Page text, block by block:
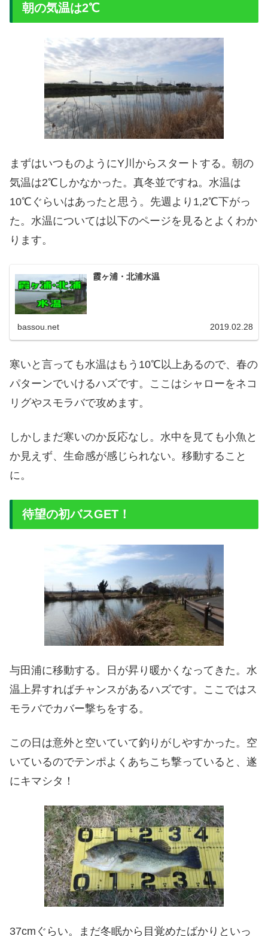
朝の気温は2℃
まずはいつものようにY川からスタートする。朝の
気温は2℃しかなかった。真冬並ですね。水温は
10℃ぐらいはあったと思う。先週より1,2℃下がっ
た。水温については以下のページを見るとよくわか
ります。
霞ヶ浦・北浦水温
bassou.net 2019.02.28
寒いと言っても水温はもう10℃以上あるので、春の
パターンでいけるハズです。ここはシャローをネコ
リグやスモラバで攻めます。
しかしまだ寒いのか反応なし。水中を見ても小魚と
か見えず、生命感が感じられない。移動すること
に。
待望の初バスGET！
与田浦に移動する。日が昇り暖かくなってきた。水
温上昇すればチャンスがあるハズです。ここではス
モラバでカバー撃ちをする。
この日は意外と空いていて釣りがしやすかった。空
いているのでテンポよくあちこち撃っていると、遂
にキマシタ！
37cmぐらい。まだ冬眠から目覚めたばかりといっ